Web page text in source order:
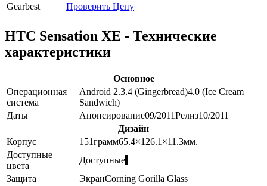
Gearbest
Проверить Цену
HTC Sensation XE - Технические
характеристики
Основное
Операционная
система
Android 2.3.4 (Gingerbread)4.0 (Ice Cream
Sandwich)
Даты
Анонсирование09/2011Релиз10/2011
Дизайн
Корпус
151грамм65.4×126.1×11.3мм.
Доступные
цвета
Доступные
Защита
ЭкранCorning Gorilla Glass